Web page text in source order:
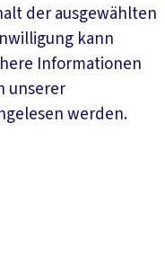
der ausgewählten
kann
Informationen
unserer
werden.